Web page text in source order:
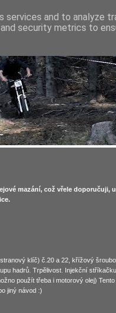
mazání, což vřele doporučuji,
klíč) č.20 a 22, křížový
hadrů. Trpělivost. Injekční
použít třeba i motorový olej) Tento
jiný návod :)
and to analyze
security metrics to